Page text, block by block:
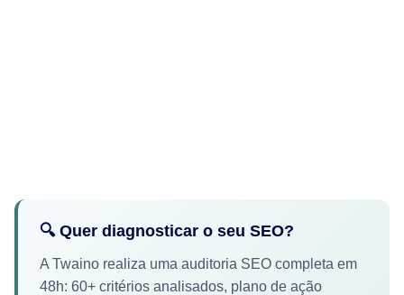
🔍 Quer diagnosticar o seu SEO?
A Twaino realiza uma auditoria SEO completa em
48h: 60+ critérios analisados, plano de ação